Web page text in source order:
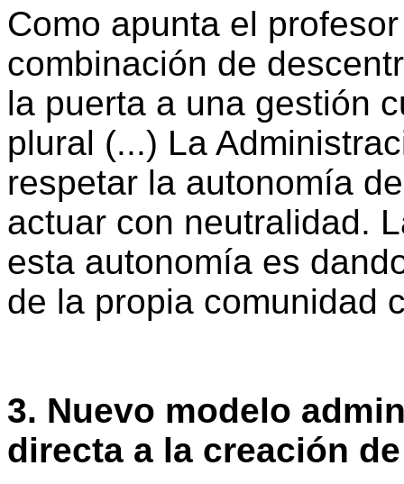
Como apunta el
combinación de
la puerta a una gestión
plural (...) La
respetar la autonomía
actuar con neutralidad.
esta autonomía es
de la propia comunidad
3. Nuevo modelo
directa a la creación